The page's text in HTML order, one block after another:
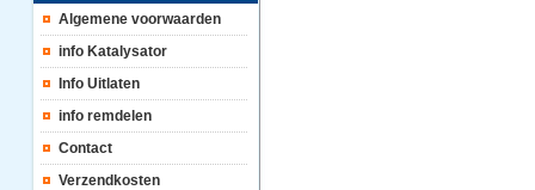
Algemene voorwaarden
info Katalysator
Info Uitlaten
info remdelen
Contact
Verzendkosten